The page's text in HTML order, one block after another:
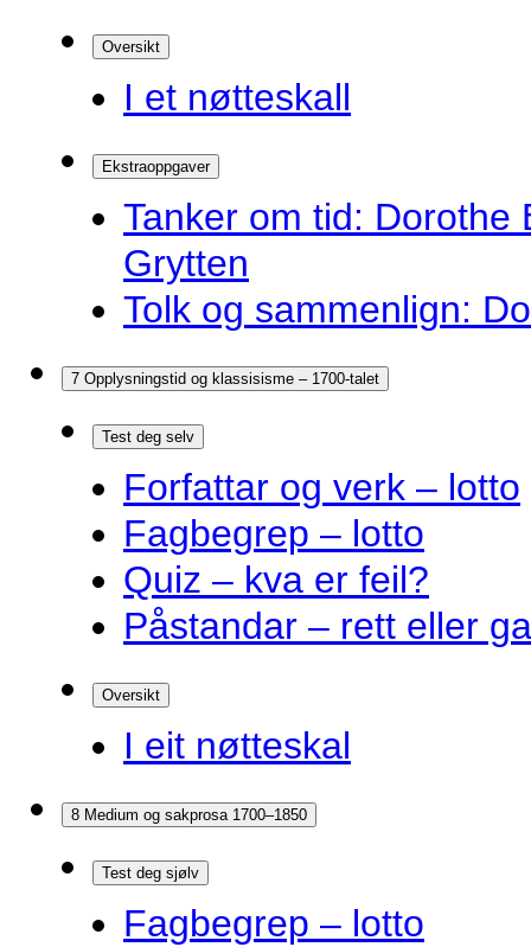
Oversikt
I et nøtteskall
Ekstraoppgaver
Tanker om tid: Dorothe
Grytten
Tolk og sammenlign:
7 Opplysningstid og klassisisme – 1700-talet
Test deg selv
Forfattar og verk – lotto
Fagbegrep – lotto
Quiz – kva er feil?
Påstandar – rett eller
Oversikt
I eit nøtteskal
8 Medium og sakprosa 1700–1850
Test deg sjølv
Fagbegrep – lotto